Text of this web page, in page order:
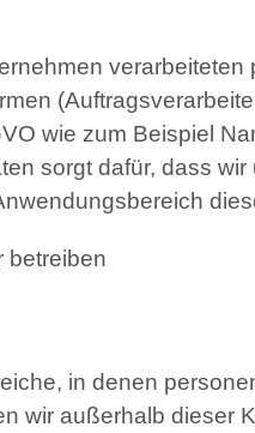
wie zum Beispiel
sorgt dafür, dass
betreiben
in denen
wir außerhalb dieser